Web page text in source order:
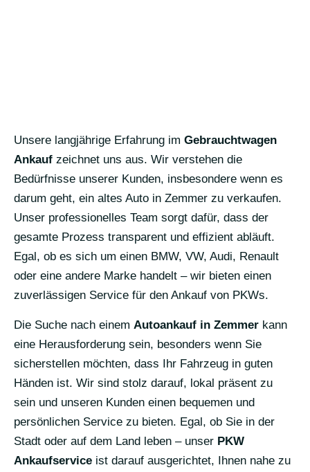
Unsere langjährige Erfahrung im Gebrauchtwagen
Ankauf zeichnet uns aus. Wir verstehen die
Bedürfnisse unserer Kunden, insbesondere wenn es
darum geht, ein altes Auto in Zemmer zu verkaufen.
Unser professionelles Team sorgt dafür, dass der
gesamte Prozess transparent und effizient abläuft.
Egal, ob es sich um einen BMW, VW, Audi, Renault
oder eine andere Marke handelt – wir bieten einen
zuverlässigen Service für den Ankauf von PKWs.
Die Suche nach einem Autoankauf in Zemmer kann
eine Herausforderung sein, besonders wenn Sie
sicherstellen möchten, dass Ihr Fahrzeug in guten
Händen ist. Wir sind stolz darauf, lokal präsent zu
sein und unseren Kunden einen bequemen und
persönlichen Service zu bieten. Egal, ob Sie in der
Stadt oder auf dem Land leben – unser PKW
Ankaufservice ist darauf ausgerichtet, Ihnen nahe zu